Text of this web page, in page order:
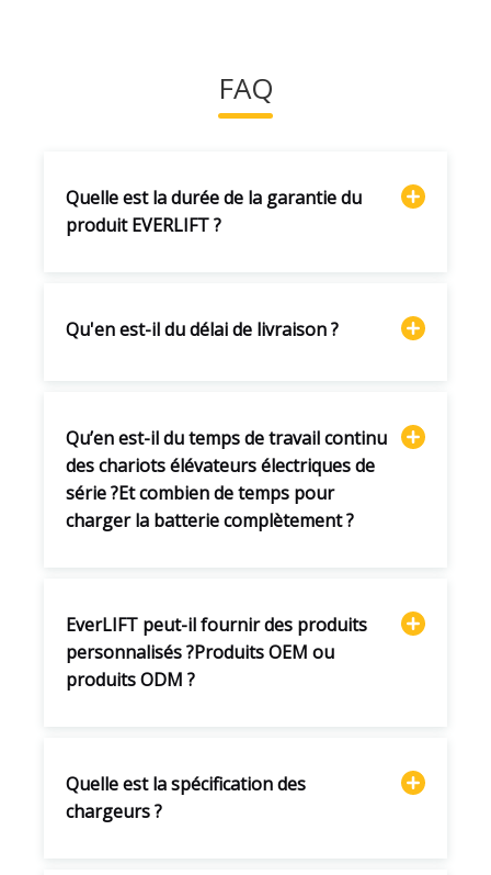
FAQ
Quelle est la durée de la garantie du
produit EVERLIFT ?
Qu'en est-il du délai de livraison ?
Qu’en est-il du temps de travail continu
des chariots élévateurs électriques de
série ?Et combien de temps pour
charger la batterie complètement ?
EverLIFT peut-il fournir des produits
personnalisés ?Produits OEM ou
produits ODM ?
Quelle est la spécification des
chargeurs ?